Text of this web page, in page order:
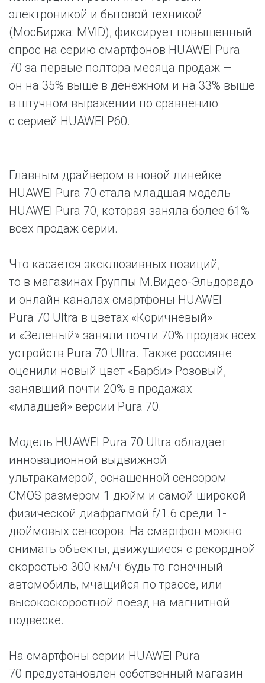
электроникой и бытовой техникой
(МосБиржа: MVID), фиксирует повышенный
спрос на серию смартфонов HUAWEI Pura
70 за первые полтора месяца продаж —
он на 35% выше в денежном и на 33% выше
в штучном выражении по сравнению
с серией HUAWEI P60.
Главным драйвером в новой линейке
HUAWEI Pura 70 стала младшая модель
HUAWEI Pura 70, которая заняла более 61%
всех продаж серии.
Что касается эксклюзивных позиций,
то в магазинах Группы М.Видео-Эльдорадо
и онлайн каналах смартфоны HUAWEI
Pura 70 Ultra в цветах «Коричневый»
и «Зеленый» заняли почти 70% продаж всех
устройств Pura 70 Ultra. Также россияне
оценили новый цвет «Барби» Розовый,
занявший почти 20% в продажах
«младшей» версии Pura 70.
Модель HUAWEI Pura 70 Ultra обладает
инновационной выдвижной
ультракамерой, оснащенной сенсором
CMOS размером 1 дюйм и самой широкой
физической диафрагмой f/1.6 среди 1-
дюймовых сенсоров. На смартфон можно
снимать объекты, движущиеся с рекордной
скоростью 300 км/ч: будь то гоночный
автомобиль, мчащийся по трассе, или
высокоскоростной поезд на магнитной
подвеске.
На смартфоны серии HUAWEI Pura
70 предустановлен собственный магазин